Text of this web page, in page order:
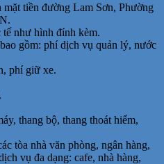
mặt tiền đường Lam Sơn, Phường
như hình đính kèm.
gồm: phí dịch vụ quản lý, nước
phí giữ xe.
thang bộ, thang thoát hiểm,
tòa nhà văn phòng, ngân hàng,
vụ đa dạng: cafe, nhà hàng,